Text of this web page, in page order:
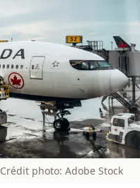
Crédit photo: Adobe Stock